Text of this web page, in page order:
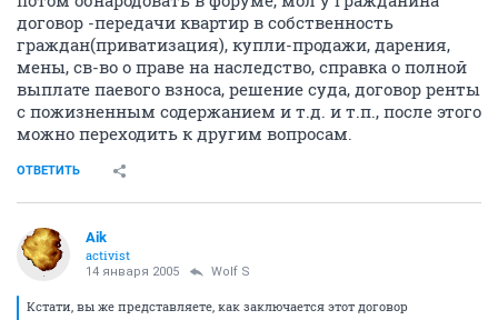
договор -передачи квартир в собственность
граждан(приватизация), купли-продажи, дарения,
мены, св-во о праве на наследство, справка о полной
выплате паевого взноса, решение суда, договор ренты
с пожизненным содержанием и т.д. и т.п., после этого
можно переходить к другим вопросам.
ОТВЕТИТЬ
Aik
activist
14 января 2005 Wolf S
Кстати, вы же представляете, как заключается этот договор